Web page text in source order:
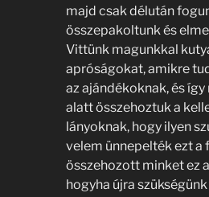
majd csak délután
összepakoltunk és
Vittünk magunkkal
apróságokat, amikre
az ajándékoknak, és
alatt összehoztuk a
lányoknak, hogy ilyen
velem ünnepelték ezt a
összehozott minket ez
hogyha újra